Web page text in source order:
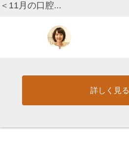
＜11月の口腔...
詳しく見る